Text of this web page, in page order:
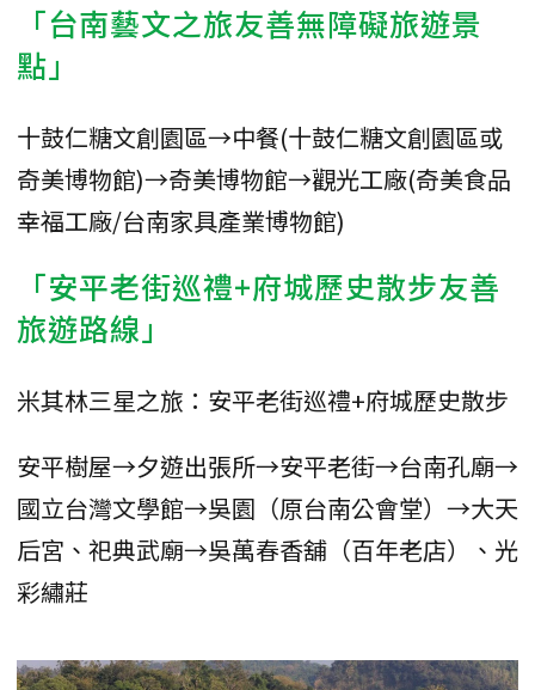
「台南藝文之旅友善無障礙旅遊景
點」
十鼓仁糖文創園區→中餐(十鼓仁糖文創園區或
奇美博物館)→奇美博物館→觀光工廠(奇美食品
幸福工廠/台南家具產業博物館)
「安平老街巡禮+府城歷史散步友善
旅遊路線」
米其林三星之旅：安平老街巡禮+府城歷史散步
安平樹屋→夕遊出張所→安平老街→台南孔廟→
國立台灣文學館→吳園（原台南公會堂）→大天
后宮、祀典武廟→吳萬春香舖（百年老店）、光
彩繡莊